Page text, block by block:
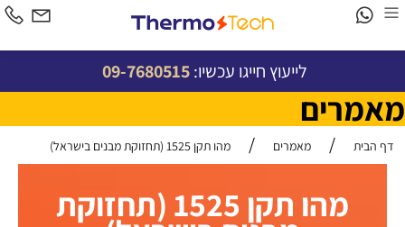
לייעוץ חייגו עכשיו:09-7680515
מאמרים
דף הבית / מאמרים / מהו תקן 1525 (תחזוקת מבנים בישראל)
מהו תקן 1525 (תחזוקת